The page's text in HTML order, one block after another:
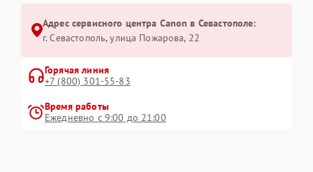
Адрес сервисного центра Canon в Севастополе:
г. Севастополь, улица Пожарова, 22
Горячая линия
+7 (800) 301-55-83
Время работы
Ежедневно с 9:00 до 21:00